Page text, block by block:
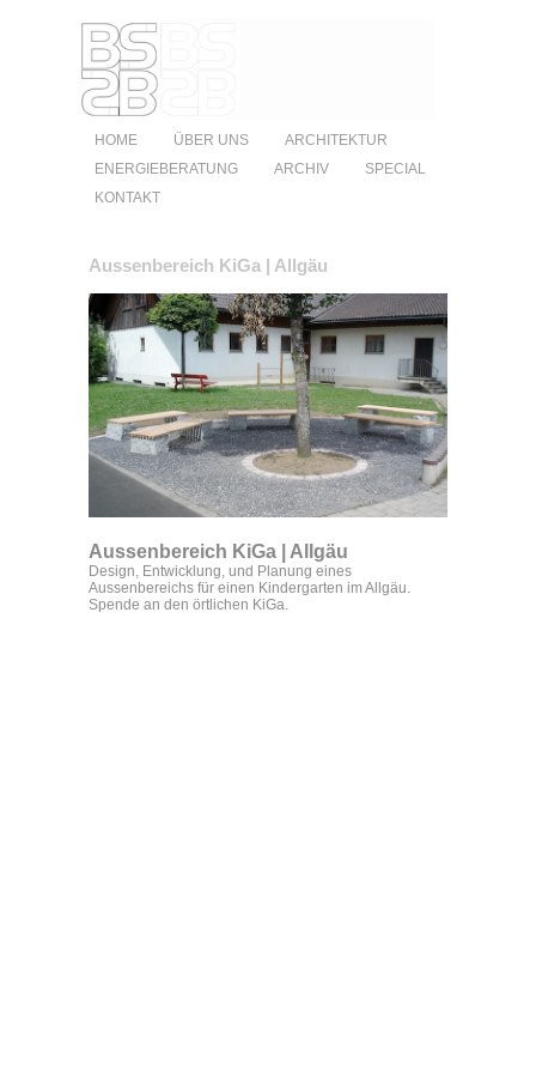
HOME ÜBER UNS
ARCHITEKTUR
ENERGIEBERATUNG
ARCHIV
SPECIAL
KONTAKT
Aussenbereich KiGa | Allgäu
Aussenbereich KiGa | Allgäu
Design, Entwicklung, und Planung eines
Aussenbereichs für einen Kindergarten im Allgäu.
Spende an den örtlichen KiGa.